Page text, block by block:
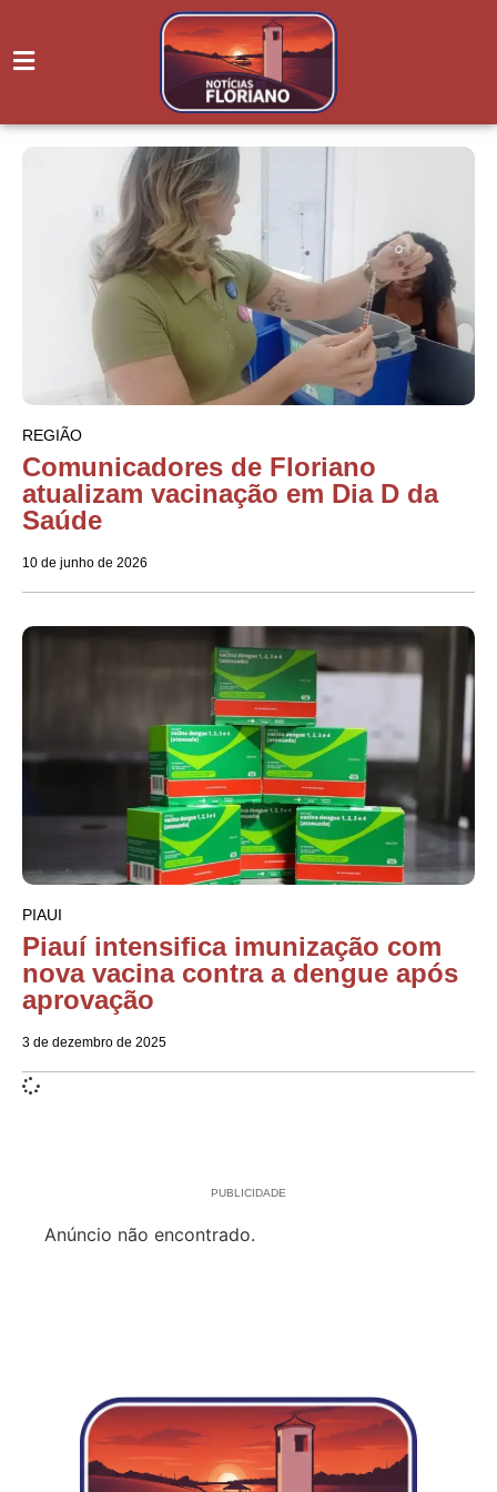
REGIÃO
Comunicadores de Floriano
atualizam vacinação em Dia D da
Saúde
10 de junho de 2026
PIAUI
Piauí intensifica imunização com
nova vacina contra a dengue após
aprovação
3 de dezembro de 2025
PUBLICIDADE
Anúncio não encontrado.